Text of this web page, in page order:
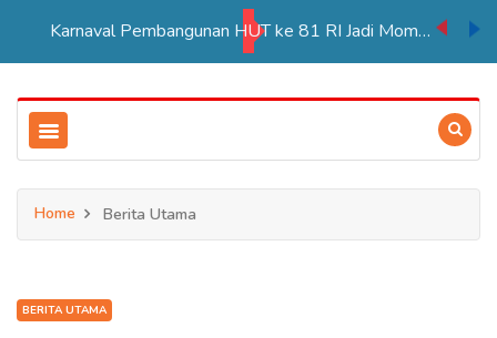
Karnaval Pembangunan HUT ke 81 RI Jadi Momentum Perkuat Persatuan di Merauke
Home Berita Utama
BERITA UTAMA